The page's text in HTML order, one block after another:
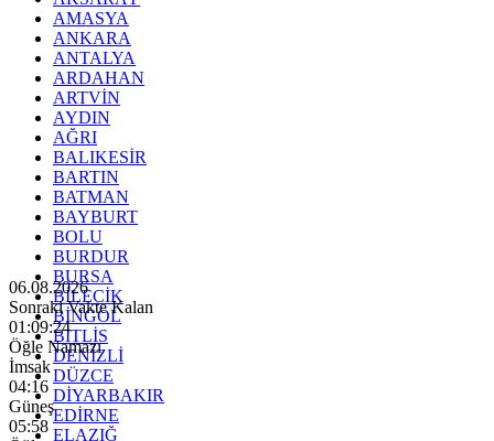
AMASYA
ANKARA
ANTALYA
ARDAHAN
ARTVİN
AYDIN
AĞRI
BALIKESİR
BARTIN
BATMAN
BAYBURT
BOLU
BURDUR
BURSA
BİLECİK
BİNGÖL
BİTLİS
DENİZLİ
DÜZCE
DİYARBAKIR
EDİRNE
ELAZIĞ
06.08.2026
Sonraki Vakte Kalan
01:09:22
Öğle Namazı
İmsak
04:16
Güneş
05:58